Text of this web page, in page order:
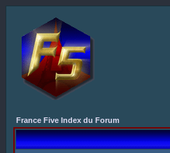
France Five Index du Forum